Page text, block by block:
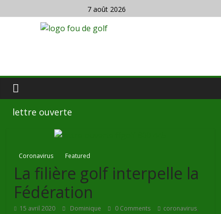
7 août 2026
lettre ouverte
Coronavirus Featured
La filière golf interpelle la
Fédération
15 avril 2020 Dominique 0 Comments coronavirus,